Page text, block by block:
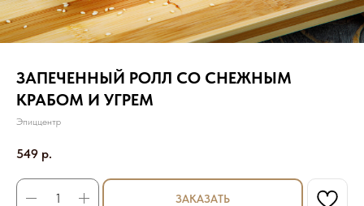
ЗАПЕЧЕННЫЙ РОЛЛ СО СНЕЖНЫМ
КРАБОМ И УГРЕМ
Эпиццентр
549 р.
ЗАКАЗАТЬ